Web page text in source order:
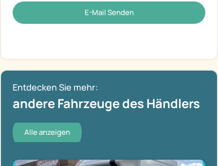
E-Mail Senden
Entdecken Sie mehr:
andere Fahrzeuge des Händlers
Alle anzeigen